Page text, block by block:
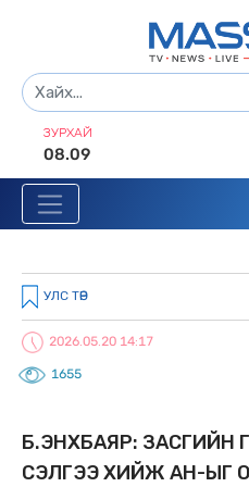
ЗУРХАЙ
08.09
УЛС ТӨР
2026.05.20 14:17
1655
Б.ЭНXБАЯР: ЗАСГИЙН
СЭЛГЭЭ XИЙЖ АН-ЫГ